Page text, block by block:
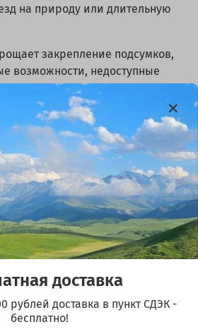
на природу или длительную
закрепление подсумков,
возможности, недоступные
креплениями
которая работает!
органайзере в машине,
усмотрению.
MOLLE в авто — это парадокс. Её
но сложность крепления
на нет. Выбор подсумков
доставка
рублей доставка в пункт СДЭК -
бесплатно!